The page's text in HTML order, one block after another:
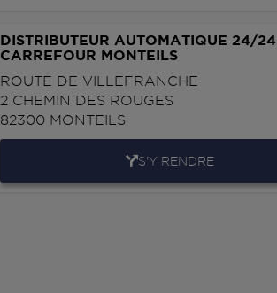
DISTRIBUTEUR AUTOMATIQUE 24/24
CARREFOUR MONTEILS
ROUTE DE VILLEFRANCHE
2 CHEMIN DES ROUGES
82300 MONTEILS
S'Y RENDRE